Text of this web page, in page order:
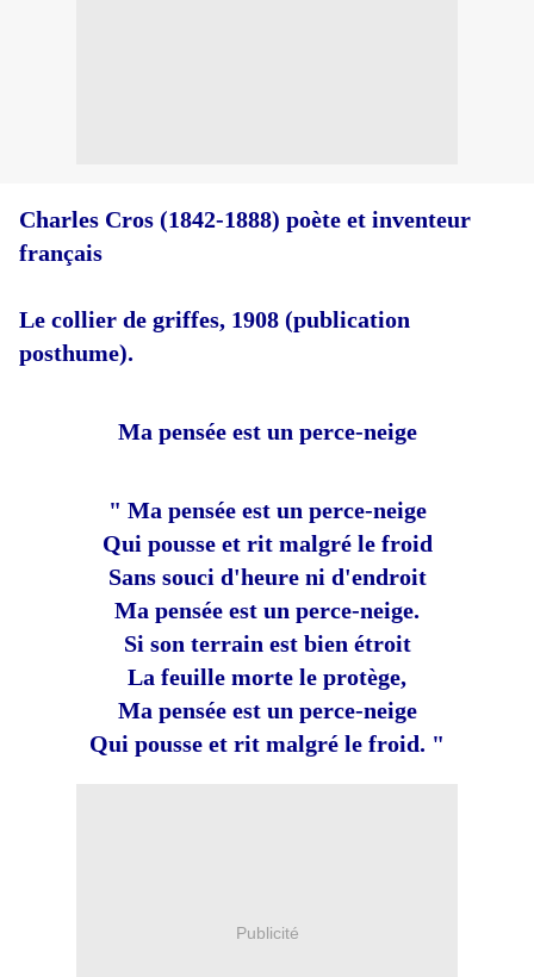
Charles Cros (1842-1888) poète et inventeur
français
Le collier de griffes, 1908 (publication
posthume).
Ma pensée est un perce-neige
" Ma pensée est un perce-neige
Qui pousse et rit malgré le froid
Sans souci d'heure ni d'endroit
Ma pensée est un perce-neige.
Si son terrain est bien étroit
La feuille morte le protège,
Ma pensée est un perce-neige
Qui pousse et rit malgré le froid. "
Publicité